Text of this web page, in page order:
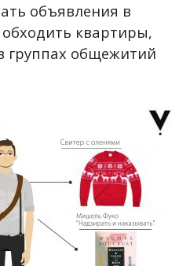
объявления в
обходить квартиры,
группах общежитий